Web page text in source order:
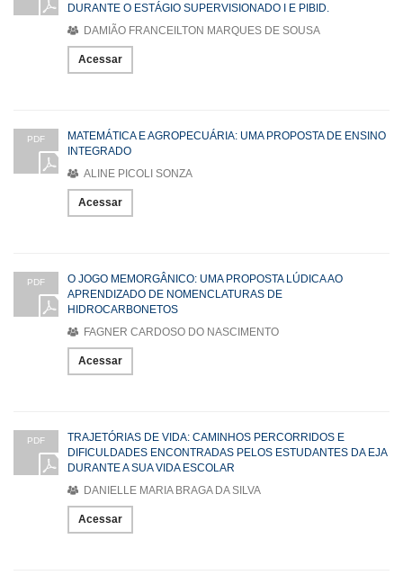
DURANTE O ESTÁGIO SUPERVISIONADO I E PIBID.
DAMIÃO FRANCEILTON MARQUES DE SOUSA
Acessar
PDF
MATEMÁTICA E AGROPECUÁRIA: UMA PROPOSTA DE ENSINO
INTEGRADO
ALINE PICOLI SONZA
Acessar
PDF
O JOGO MEMORGÂNICO: UMA PROPOSTA LÚDICA AO
APRENDIZADO DE NOMENCLATURAS DE
HIDROCARBONETOS
FAGNER CARDOSO DO NASCIMENTO
Acessar
PDF
TRAJETÓRIAS DE VIDA: CAMINHOS PERCORRIDOS E
DIFICULDADES ENCONTRADAS PELOS ESTUDANTES DA EJA
DURANTE A SUA VIDA ESCOLAR
DANIELLE MARIA BRAGA DA SILVA
Acessar